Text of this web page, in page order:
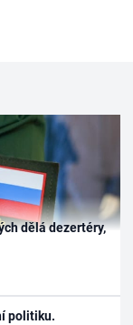
dělá dezertéry,
politiku.